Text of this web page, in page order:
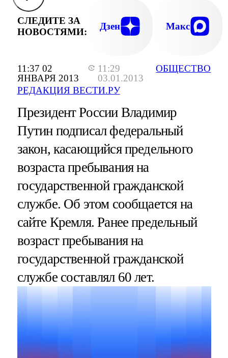
11:37 02
ЯНВАРЯ 2013
11:29
03.01.2013
РЕДАКЦИЯ ВЕСТИ.РУ
ОБЩЕСТВО
СЛЕДИТЕ ЗА
НОВОСТЯМИ:
Дзен Макс
Президент России Владимир
Путин подписал федеральный
закон, касающийся предельного
возраста пребывания на
государственной гражданской
службе. Об этом сообщается на
сайте Кремля. Ранее предельный
возраст пребывания на
государственной гражданской
службе составлял 60 лет.